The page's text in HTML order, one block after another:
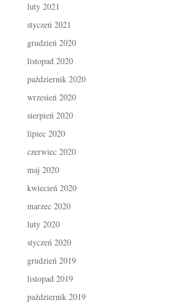
luty 2021
styczeń 2021
grudzień 2020
listopad 2020
październik 2020
wrzesień 2020
sierpień 2020
lipiec 2020
czerwiec 2020
maj 2020
kwiecień 2020
marzec 2020
luty 2020
styczeń 2020
grudzień 2019
listopad 2019
październik 2019